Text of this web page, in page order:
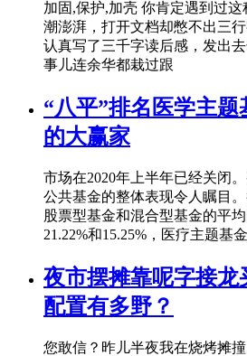
加固,保护,加壳 你肯定遇到过
潮澎湃，打开文档却憋不出三
认真写了三千字读后感，发出
事儿连余华都栽过跟
“八平”排名医学主
的大赢家
市场在2020年上半年已经关闭
公共基金的整体表现令人瞩目
股票型基金和混合型基金的平
21.22%和15.25%，医疗主题基金
夜市摆摊靠呢字接龙
配置有多野？
您敢信？昨儿半夜我在烧烤摊